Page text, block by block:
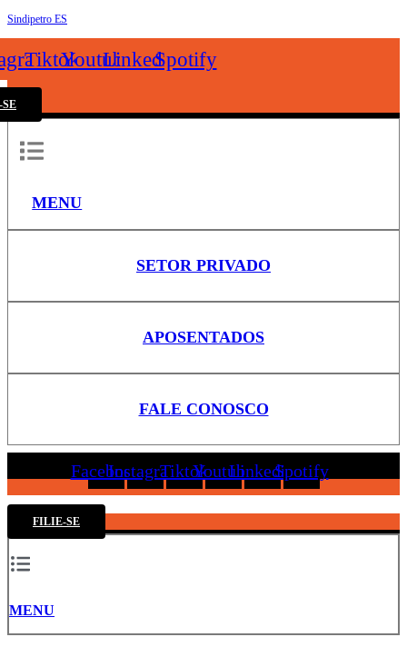
Sindipetro ES
TiktokYoutubeLinkedinSpotify
MENU
SETOR PRIVADO
APOSENTADOS
FALE CONOSCO
FacebookInstagramTiktokYoutubeLinkedinSpotify
FILIE-SE
MENU